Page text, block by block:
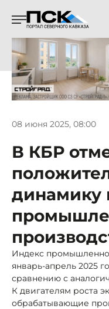
08 июня 2025, 08:00
В КБР
динамику
Индекс
январь-апрель 2025
сравнению с
К двигателям роста
обрабатывающие